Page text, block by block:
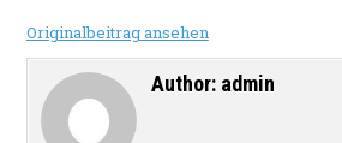
Originalbeitrag ansehen
Author: admin